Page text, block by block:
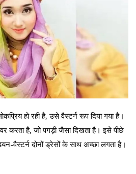
हो रही है, उसे वैस्टर्न रूप दिया गया है।
करता है, जो पगड़ी जैसा दिखता है। इसे पीछे
वैस्टर्न दोनों ड्रेसों के साथ अच्छा लगता है।